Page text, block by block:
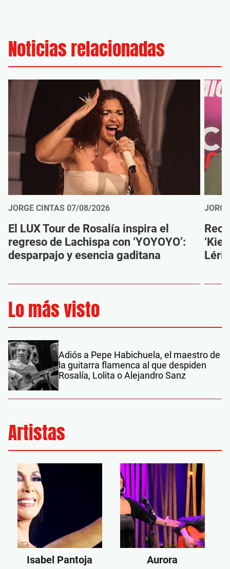
Noticias relacionadas
JORGE CINTAS 07/08/2026
El LUX Tour de Rosalía inspira el
regreso de Lachispa con ‘YOYOYO’:
desparpajo y esencia gaditana
Lo más visto
Adiós a Pepe Habichuela, el maestro de
la guitarra flamenca al que despiden
Rosalía, Lolita o Alejandro Sanz
Artistas
Isabel Pantoja Aurora